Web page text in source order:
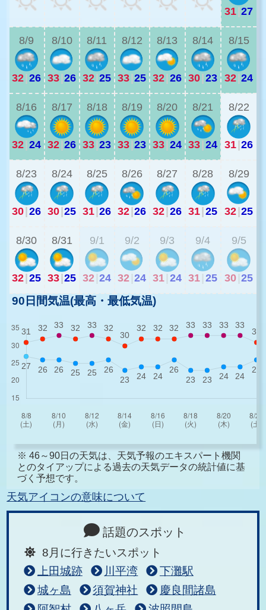
31|27
8/9
32|26
8/10
33|26
8/11
32|25
8/12
33|25
8/13
32|26
8/14
30|23
8/15
32|24
8/16
32|24
8/17
32|26
8/18
33|23
8/19
33|23
8/20
33|24
8/21
33|24
8/22
31|26
8/23
30|26
8/24
30|25
8/25
31|26
8/26
32|26
8/27
32|26
8/28
31|25
8/29
32|25
8/30
32|25
8/31
33|25
9/1
32 24
9/2
32 24
9/3
31 24
9/4
31 25
9/5
30 25
90日間気温(最高・最低気温)
※ 46～90日の天気は、天気予報のエキスパート機関
とのタイアップによる過去の天気データの統計値に基
づく予想です。
天気アイコンの意味について
話題のスポット
8月に行きたいスポット
上田城跡
川平湾
下灘駅
城ヶ島
須賀神社
慶良間諸島